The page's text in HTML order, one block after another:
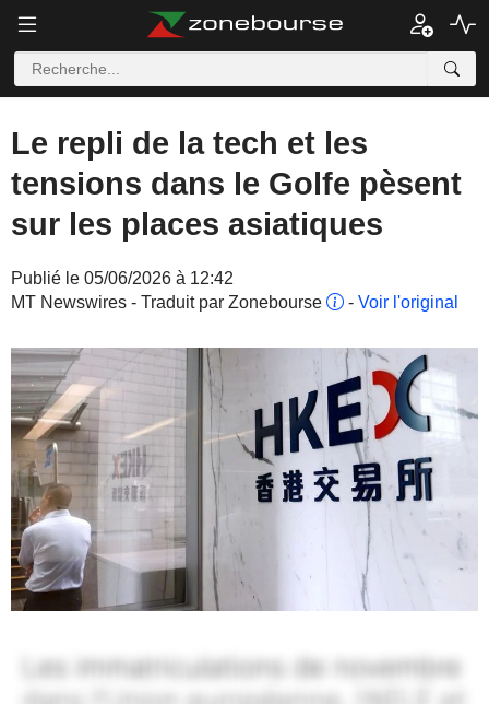
Le repli de la tech et les
tensions dans le Golfe pèsent
sur les places asiatiques
Publié le 05/06/2026 à 12:42
MT Newswires - Traduit par Zonebourse
- Voir l'original